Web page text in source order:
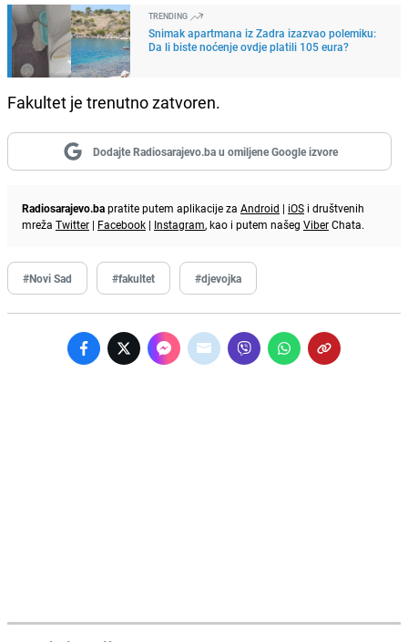
TRENDING
Snimak apartmana iz Zadra izazvao polemiku:
Da li biste noćenje ovdje platili 105 eura?
Fakultet je trenutno zatvoren.
Dodajte Radiosarajevo.ba u omiljene Google izvore
Radiosarajevo.bapratite putem aplikacije za Android | iOS i društvenih
mreža Twitter | Facebook | Instagram, kao i putem našeg ViberChata.
#Novi Sad #fakultet #djevojka